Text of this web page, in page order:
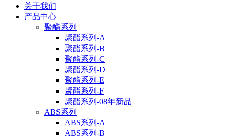
关于我们
产品中心
聚酯系列
聚酯系列-A
聚酯系列-B
聚酯系列-C
聚酯系列-D
聚酯系列-E
聚酯系列-F
聚酯系列-08年新品
ABS系列
ABS系列-A
ABS系列-B